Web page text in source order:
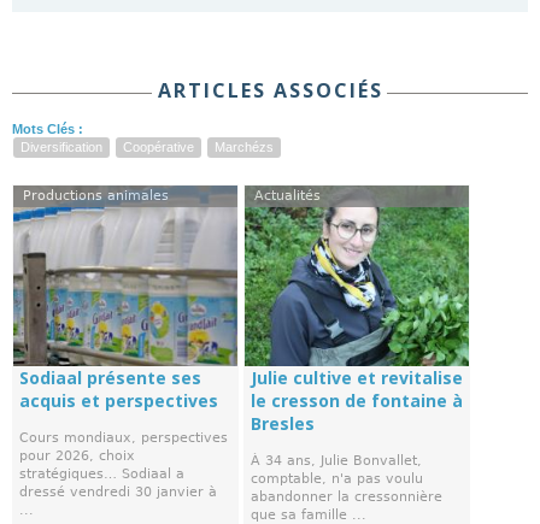
ARTICLES ASSOCIÉS
Mots Clés :
Diversification
Coopérative Marchézs
Productions animales
Sodiaal présente ses
acquis et perspectives
Cours mondiaux, perspectives
pour 2026, choix
stratégiques… Sodiaal a
dressé vendredi 30 janvier à
Actualités
Julie cultive et revitalise
le cresson de fontaine à
Bresles
À 34 ans, Julie Bonvallet,
comptable, n'a pas voulu
abandonner la cressonnière
que sa famille ...